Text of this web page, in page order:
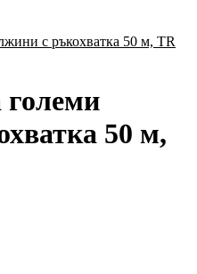
с ръкохватка 50 м, TR
големи
50 м,